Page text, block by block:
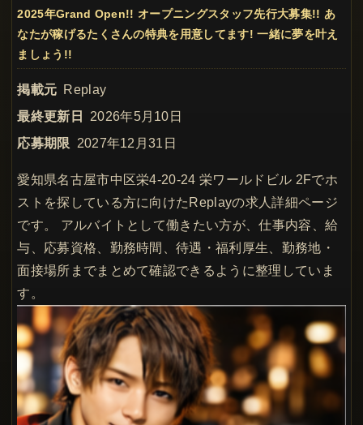
2025年Grand Open!! オープニングスタッフ先行大募集!! あ
なたが稼げるたくさんの特典を用意してます! 一緒に夢を叶え
ましょう!!
掲載元 Replay
最終更新日
2026年5月10日
応募期限
2027年12月31日
愛知県名古屋市中区栄4-20-24 栄ワールドビル 2Fでホ
ストを探している方に向けたReplayの求人詳細ページ
です。 アルバイトとして働きたい方が、仕事内容、給
与、応募資格、勤務時間、待遇・福利厚生、勤務地・
面接場所までまとめて確認できるように整理していま
す。